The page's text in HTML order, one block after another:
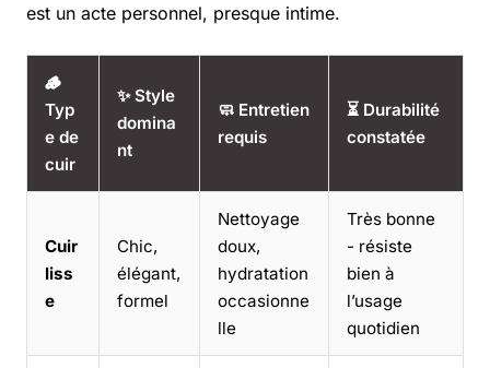
est un acte personnel, presque intime.
🪵
Typ
e de
cuir
✨ Style
domina
nt
🧼 Entretien
requis
⏳ Durabilité
constatée
Cuir
liss
e
Chic,
élégant,
formel
Nettoyage
doux,
hydratation
occasionne
lle
Très bonne
- résiste
bien à
l’usage
quotidien